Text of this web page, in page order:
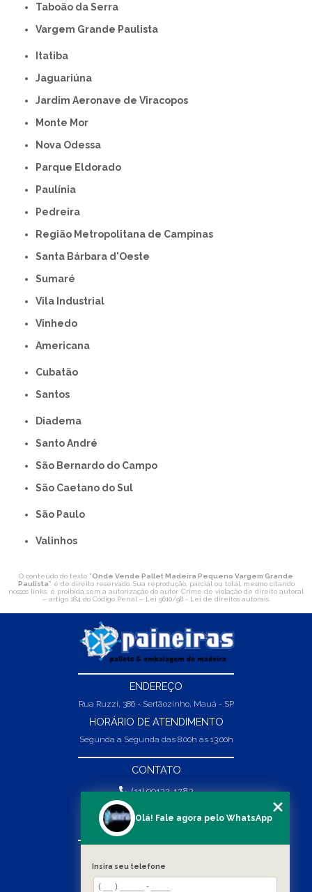
Taboão da Serra
Vargem Grande Paulista
Itatiba
Jaguariúna
Jardim Aeronave de Viracopos
Monte Mor
Nova Odessa
Parque Eldorado
Paulínia
Pedreira
Região Metropolitana de Campinas
Santa Bárbara d'Oeste
Sumaré
Vila Industrial
Vinhedo
americana
Cubatão
Santos
Diadema
Santo André
São Bernardo do Campo
São Caetano do Sul
São Paulo
Valinhos
O conteúdo do texto "Onde Vende Pallet Madeira Pequeno Vargem Grande
Paulista" é de direito reservado. Sua reprodução, parcial ou total, mesmo citando
nossos links, é proibida sem a autorização do autor. Crime de violação de direito autoral
– artigo 184 do Código Penal – Lei 9610/98 - Lei de direitos autorais.
ENDEREÇO
Rua Ruzzi, 386 - Sertãozinho, Mauá - SP
HORÁRIO DE ATENDIMENTO
Segunda a Segunda das 8:00h às 13:00h
CONTATO
(11) 99132-1783
(11) 99132-1783
vendas@abpaineiras.com.br
Olá! Fale agora pelo WhatsApp
Insira seu telefone